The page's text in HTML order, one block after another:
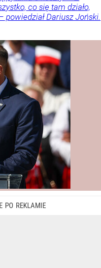
co się tam działo,
powiedział Dariusz Joński.